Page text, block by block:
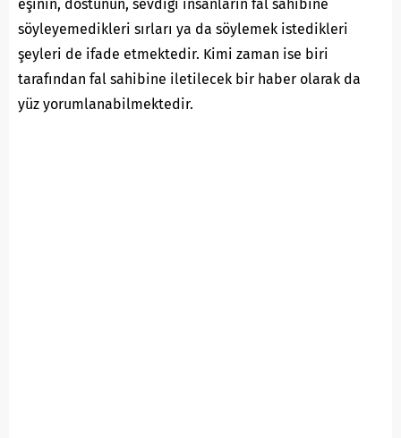
eşinin, dostunun, sevdiği insanların fal sahibine
söyleyemedikleri sırları ya da söylemek istedikleri
şeyleri de ifade etmektedir. Kimi zaman ise biri
tarafından fal sahibine iletilecek bir haber olarak da
yüz yorumlanabilmektedir.